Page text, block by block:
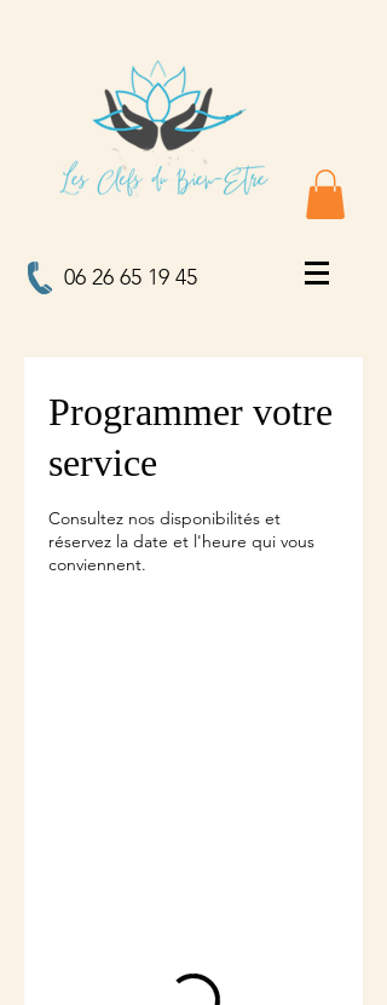
06 26 65 19 45
Programmer votre
service
Consultez nos disponibilités et
réservez la date et l'heure qui vous
conviennent.